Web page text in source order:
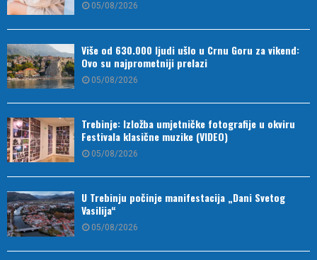
05/08/2026
Više od 630.000 ljudi ušlo u Crnu Goru za vikend:
Ovo su najprometniji prelazi
05/08/2026
Trebinje: Izložba umjetničke fotografije u okviru
Festivala klasične muzike (VIDEO)
05/08/2026
U Trebinju počinje manifestacija „Dani Svetog
Vasilija“
05/08/2026